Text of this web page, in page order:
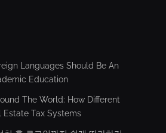
Languages Should Be An
Education
The World: How Different
Estate Tax Systems